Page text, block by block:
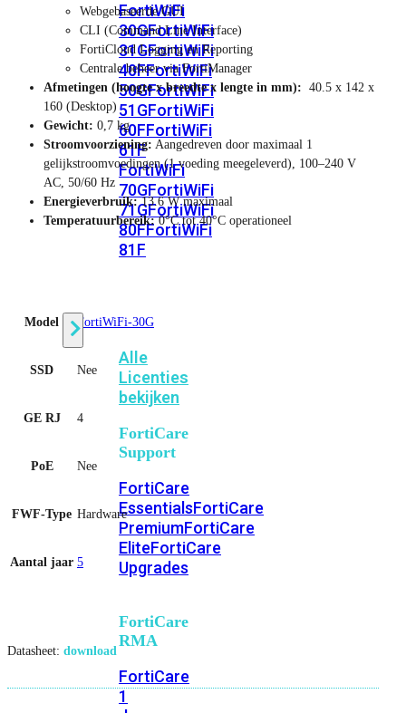
FortiWiFi
30GFortiWiFi
31GFortiWiFi
40FFortiWiFi
50GFortiWiFi
51GFortiWiFi
60FFortiWiFi
61F
FortiWiFi
70GFortiWiFi
71GFortiWiFi
80FFortiWiFi
81F
Alle
Licenties
bekijken
FortiCare
Support
FortiCare
EssentialsFortiCare
PremiumFortiCare
EliteFortiCare
Upgrades
FortiCare
RMA
FortiCare
1
Webgebaseerde GUI
CLI (Command Line Interface)
FortiCloud Logging en Reporting
Centrale beheer via FortiManager
Afmetingen (hoogte x breedte x lengte in mm): 40.5 x 142 x
160 (Desktop)
Gewicht: 0,7 kg
Stroomvoorziening: Aangedreven door maximaal 1
gelijkstroomvoedingen (1 voeding meegeleverd), 100–240 V
AC, 50/60 Hz
Energieverbruik:13.6 W maximaal
Temperatuurbereik:0°C tot 40°C operationeel
Model FortiWiFi-30G
SSD Nee
GE RJ 4
PoE Nee
FWF-Type Hardware
Aantal jaar 5
Datasheet: download